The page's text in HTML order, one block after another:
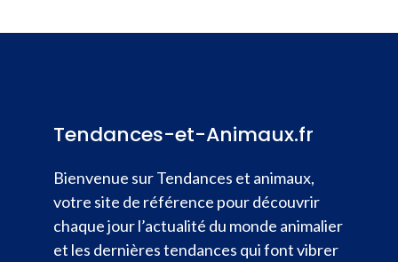
Tendances-et-Animaux.fr
Bienvenue sur Tendances et animaux,
votre site de référence pour découvrir
chaque jour l’actualité du monde animalier
et les dernières tendances qui font vibrer